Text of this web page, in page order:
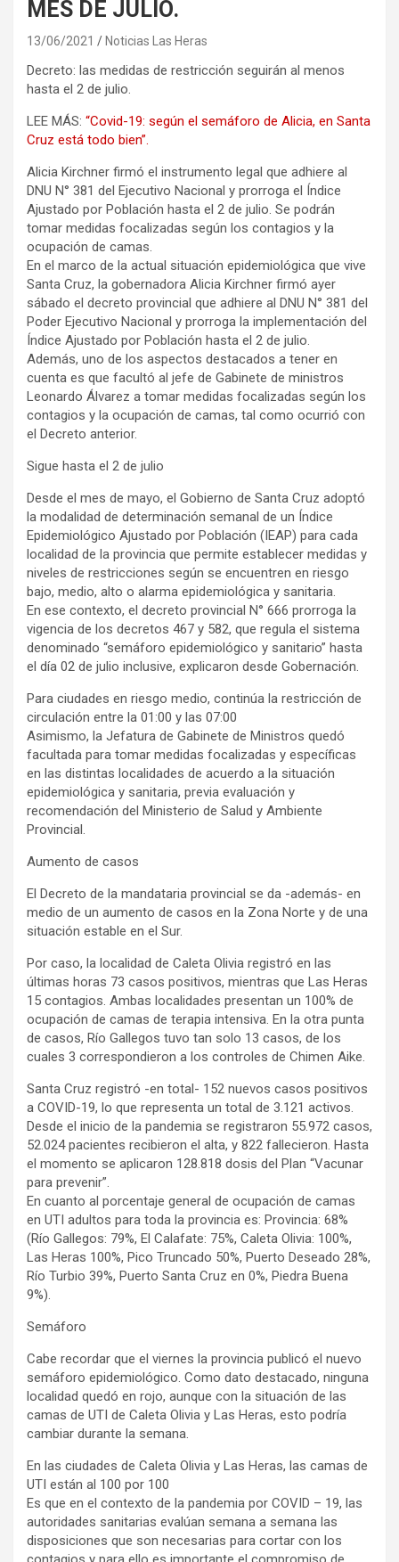
MES DE JULIO.
13/06/2021 Noticias Las Heras
Decreto: las medidas de restricción seguirán al menos
hasta el 2 de julio.
LEE MÁS: “Covid-19: según el semáforo de Alicia, en Santa
Cruz está todo bien”.
Alicia Kirchner firmó el instrumento legal que adhiere al
DNU N° 381 del Ejecutivo Nacional y prorroga el Índice
Ajustado por Población hasta el 2 de julio. Se podrán
tomar medidas focalizadas según los contagios y la
ocupación de camas.
En el marco de la actual situación epidemiológica que vive
Santa Cruz, la gobernadora Alicia Kirchner firmó ayer
sábado el decreto provincial que adhiere al DNU N° 381 del
Poder Ejecutivo Nacional y prorroga la implementación del
Índice Ajustado por Población hasta el 2 de julio.
Además, uno de los aspectos destacados a tener en
cuenta es que facultó al jefe de Gabinete de ministros
Leonardo Álvarez a tomar medidas focalizadas según los
contagios y la ocupación de camas, tal como ocurrió con
el Decreto anterior.
Sigue hasta el 2 de julio
Desde el mes de mayo, el Gobierno de Santa Cruz adoptó
la modalidad de determinación semanal de un Índice
Epidemiológico Ajustado por Población (IEAP) para cada
localidad de la provincia que permite establecer medidas y
niveles de restricciones según se encuentren en riesgo
bajo, medio, alto o alarma epidemiológica y sanitaria.
En ese contexto, el decreto provincial N° 666 prorroga la
vigencia de los decretos 467 y 582, que regula el sistema
denominado “semáforo epidemiológico y sanitario” hasta
el día 02 de julio inclusive, explicaron desde Gobernación.
Para ciudades en riesgo medio, continúa la restricción de
circulación entre la 01:00 y las 07:00
Asimismo, la Jefatura de Gabinete de Ministros quedó
facultada para tomar medidas focalizadas y específicas
en las distintas localidades de acuerdo a la situación
epidemiológica y sanitaria, previa evaluación y
recomendación del Ministerio de Salud y Ambiente
Provincial.
Aumento de casos
El Decreto de la mandataria provincial se da -además- en
medio de un aumento de casos en la Zona Norte y de una
situación estable en el Sur.
Por caso, la localidad de Caleta Olivia registró en las
últimas horas 73 casos positivos, mientras que Las Heras
15 contagios. Ambas localidades presentan un 100% de
ocupación de camas de terapia intensiva. En la otra punta
de casos, Río Gallegos tuvo tan solo 13 casos, de los
cuales 3 correspondieron a los controles de Chimen Aike.
Santa Cruz registró -en total- 152 nuevos casos positivos
a COVID-19, lo que representa un total de 3.121 activos.
Desde el inicio de la pandemia se registraron 55.972 casos,
52.024 pacientes recibieron el alta, y 822 fallecieron. Hasta
el momento se aplicaron 128.818 dosis del Plan “Vacunar
para prevenir”.
En cuanto al porcentaje general de ocupación de camas
en UTI adultos para toda la provincia es: Provincia: 68%
(Río Gallegos: 79%, El Calafate: 75%, Caleta Olivia: 100%,
Las Heras 100%, Pico Truncado 50%, Puerto Deseado 28%,
Río Turbio 39%, Puerto Santa Cruz en 0%, Piedra Buena
9%).
Semáforo
Cabe recordar que el viernes la provincia publicó el nuevo
semáforo epidemiológico. Como dato destacado, ninguna
localidad quedó en rojo, aunque con la situación de las
camas de UTI de Caleta Olivia y Las Heras, esto podría
cambiar durante la semana.
En las ciudades de Caleta Olivia y Las Heras, las camas de
UTI están al 100 por 100
Es que en el contexto de la pandemia por COVID – 19, las
autoridades sanitarias evalúan semana a semana las
disposiciones que son necesarias para cortar con los